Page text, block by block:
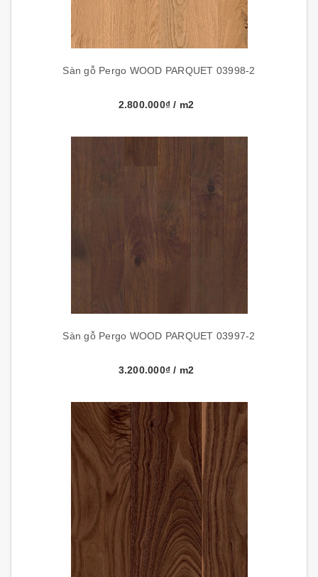
Sàn gỗ Pergo WOOD PARQUET 03998-2
2.800.000₫/ m2
Sàn gỗ Pergo WOOD PARQUET 03997-2
3.200.000₫/ m2